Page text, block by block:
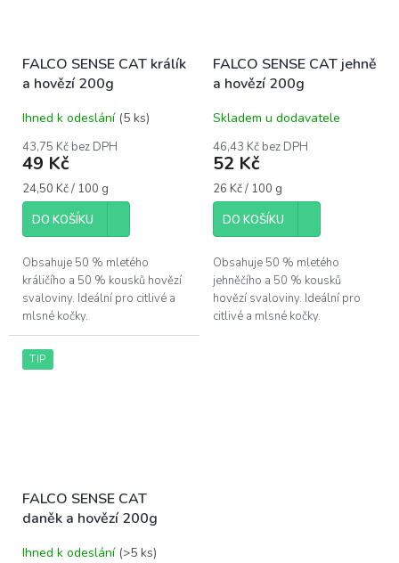
FALCO SENSE CAT králík
a hovězí 200g
Ihned k odeslání (5 ks)
43,75 Kč bez DPH
49 Kč
Měrná
cena:
24,50 Kč / 100 g
DO KOŠÍKU
Obsahuje 50 % mletého
králičího a 50 % kousků hovězí
svaloviny. Ideální pro citlivé a
mlsné kočky.
FALCO SENSE CAT jehně
a hovězí 200g
Skladem u dodavatele
46,43 Kč bez DPH
52 Kč
Měrná
cena:
26 Kč / 100 g
DO KOŠÍKU
Obsahuje 50 % mletého
jehněčího a 50 % kousků
hovězí svaloviny. Ideální pro
citlivé a mlsné kočky.
TIP
FALCO SENSE CAT
daněk a hovězí 200g
Ihned k odeslání (>5 ks)